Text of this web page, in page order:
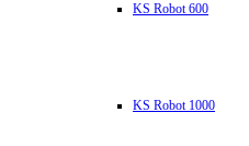
KS Robot 600
KS Robot 1000